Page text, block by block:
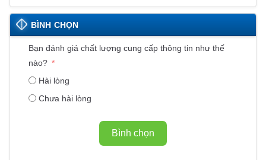
BÌNH CHỌN
Bạn đánh giá chất lượng cung cấp thông tin như thế
nào?
Hài lòng
Chưa hài lòng
Bình chọn